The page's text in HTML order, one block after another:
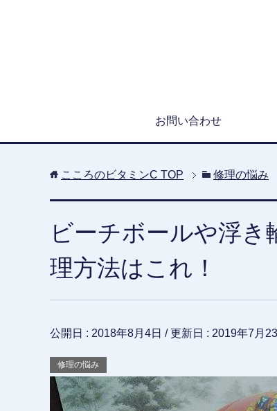
お問い合わせ
こころのビタミンC TOP 修理の悩み
ビーチボールや浮
理方法はこれ！
公開日 : 2018年8月4日 / 更新日 : 2019年7月
修理の悩み